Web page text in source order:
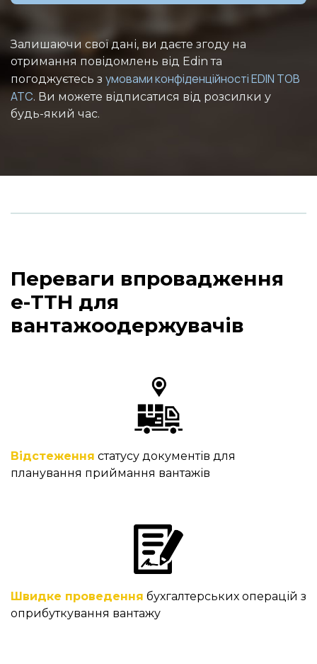
Залишаючи свої дані, ви даєте згоду на
отримання повідомлень від Edin та
погоджуєтесь з умовами конфіденційності EDIN ТОВ
АТС. Ви можете відписатися від розсилки у
будь-який час.
Переваги впровадження
е-ТТН для
вантажоодержувачів
Відстеження статусу документів для
планування приймання вантажів
Швидке проведення бухгалтерських операцій з
оприбуткування вантажу